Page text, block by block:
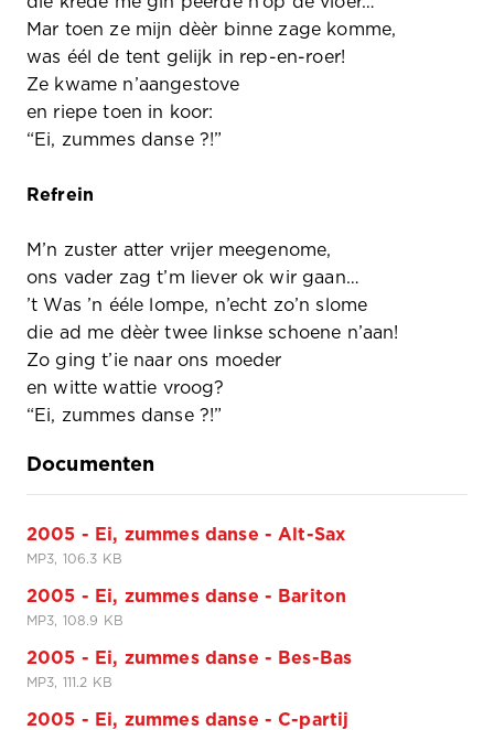
Mar toen ze mijn dèèr binne zage komme,
was éél de tent gelijk in rep-en-roer!
Ze kwame n’aangestove
en riepe toen in koor:
“Ei, zummes danse ?!”
Refrein
M’n zuster atter vrijer meegenome,
ons vader zag t’m liever ok wir gaan…
’t Was ’n ééle lompe, n’echt zo’n slome
die ad me dèèr twee linkse schoene n’aan!
Zo ging t’ie naar ons moeder
en witte wattie vroog?
“Ei, zummes danse ?!”
Documenten
2005 - Ei, zummes danse - Alt-Sax
MP3, 106.3 KB
2005 - Ei, zummes danse - Bariton
MP3, 108.9 KB
2005 - Ei, zummes danse - Bes-Bas
MP3, 111.2 KB
2005 - Ei, zummes danse - C-partij